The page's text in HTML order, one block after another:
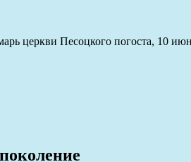
церкви Песоцкого погоста, 10